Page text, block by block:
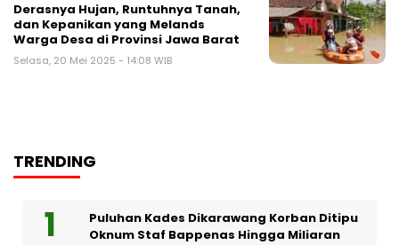
Derasnya Hujan, Runtuhnya Tanah,
dan Kepanikan yang Melands
Warga Desa di Provinsi Jawa Barat
Selasa, 20 Mei 2025 - 14:08 WIB
TRENDING
Puluhan Kades Dikarawang Korban Ditipu
Oknum Staf Bappenas Hingga Miliaran